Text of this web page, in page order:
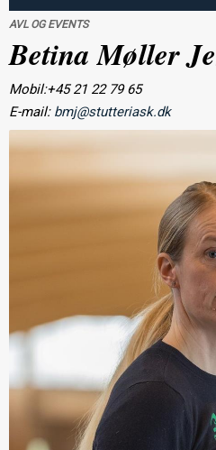
AVL OG EVENTS
Betina Møller
Mobil:+45 21 22 79 65
E-mail: bmj@stutteriask.dk